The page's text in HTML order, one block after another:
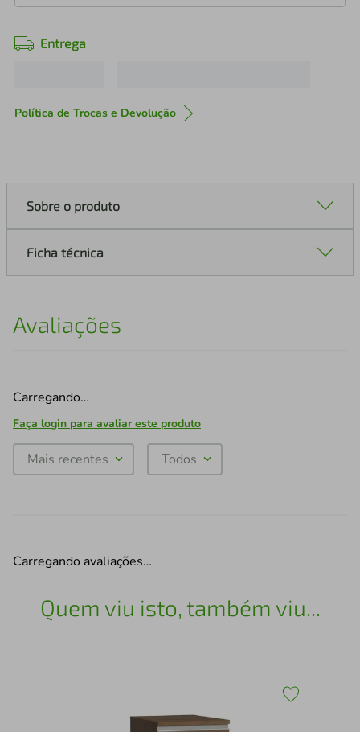
Entrega
Política de Trocas e Devolução
Sobre o produto
Ficha técnica
Avaliações
Carregando…
Faça login para avaliar este produto
Mais recentes Todos
Carregando avaliações…
Quem viu isto, também viu...